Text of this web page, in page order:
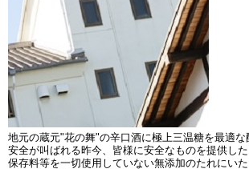
地元の蔵元"花の舞"の辛口酒に極上三温糖を最適
安全が叫ばれる昨今、皆様に安全なものを提供した
保存料等を一切使用していない無添加のたれにいた